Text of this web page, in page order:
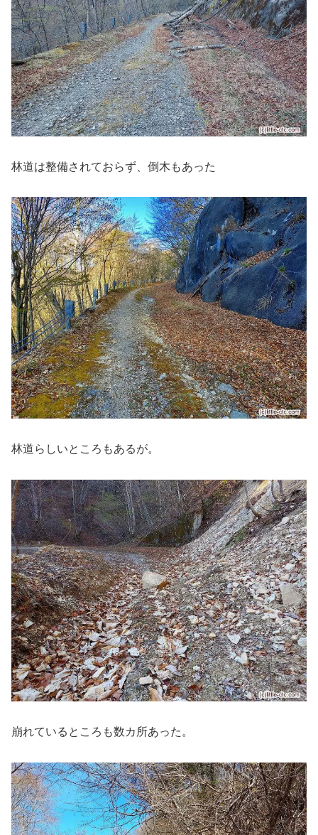
林道は整備されておらず、倒木もあった
林道らしいところもあるが。
崩れているところも数カ所あった。